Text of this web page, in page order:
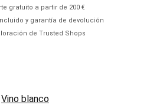
gratuito a partir de 200 €
y garantía de devolución
de Trusted Shops
Vino blanco